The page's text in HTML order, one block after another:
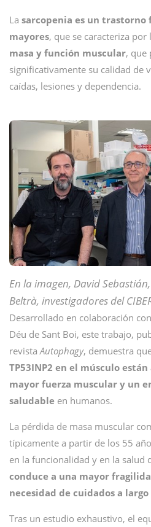
La sarcopenia es un trastorno
mayores, que se caracteriza por
masa y función muscular, que
significativamente su calidad de
caídas, lesiones y dependencia.
En la imagen, David
Beltrà, investigadores del
Desarrollado en colaboración
Déu de Sant Boi, este trabajo,
revistaAutophagy, demuestra
TP53INP2 en el músculo
mayor fuerza muscular y un
saludable en humanos.
La pérdida de masa muscular
típicamente a partir de los 55
en la funcionalidad y en la salud
conduce a una mayor
necesidad de cuidados a largo
Tras un estudio exhaustivo, el